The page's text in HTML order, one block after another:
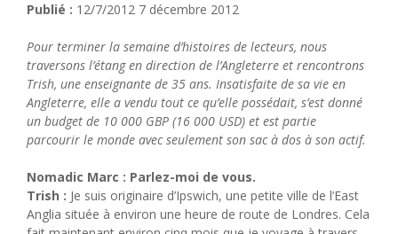
Publié : 12/7/2012 7 décembre 2012
Pour terminer la semaine d’histoires de lecteurs, nous
traversons l’étang en direction de l’Angleterre et rencontrons
Trish, une enseignante de 35 ans. Insatisfaite de sa vie en
Angleterre, elle a vendu tout ce qu’elle possédait, s’est donné
un budget de 10 000 GBP (16 000 USD) et est partie
parcourir le monde avec seulement son sac à dos à son actif.
Nomadic Marc : Parlez-moi de vous.
Trish : Je suis originaire d’Ipswich, une petite ville de l’East
Anglia située à environ une heure de route de Londres. Cela